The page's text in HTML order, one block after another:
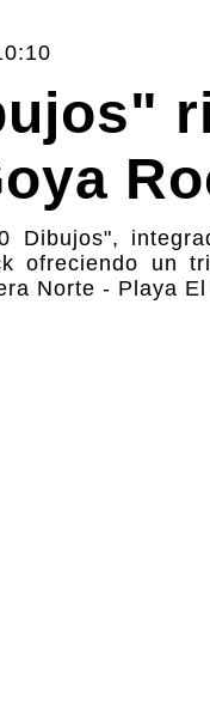
Dibujos",
ofreciendo un
Norte - Playa